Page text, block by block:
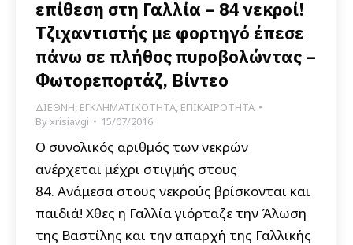
επίθεση στη Γαλλία – 84 νεκροί!
Τζιχαντιστής με φορτηγό έπεσε
πάνω σε πλήθος πυροβολώντας –
Φωτορεπορτάζ, Βίντεο
ΔΙΕΘΝΗ, ΕΓΚΛΗΜΑΤΙΚΟΤΗΤΑ, ΕΠΙΚΑΙΡΟΤΗΤΑ
Byxrisiavgi 15/07/2016
Ο συνολικός αριθμός των νεκρών
ανέρχεται μέχρι στιγμής στους
84. Ανάμεσα στους νεκρούς βρίσκονται και
παιδιά! Χθες η Γαλλία γιόρταζε την Άλωση
της Βαστίλης και την απαρχή της Γαλλικής